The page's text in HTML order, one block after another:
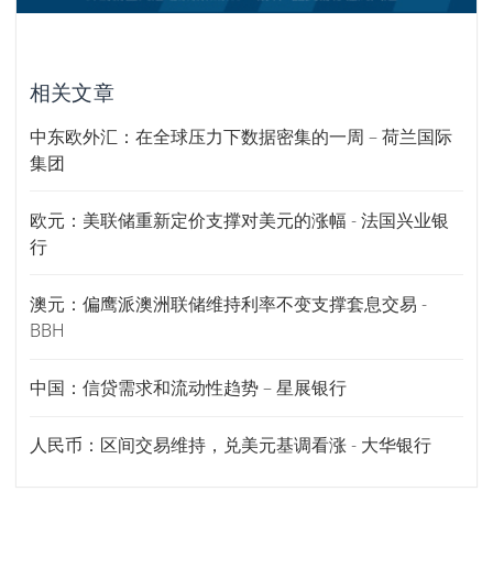
相关文章
中东欧外汇：在全球压力下数据密集的一周 – 荷兰国际
集团
欧元：美联储重新定价支撑对美元的涨幅 - 法国兴业银
行
澳元：偏鹰派澳洲联储维持利率不变支撑套息交易 -
BBH
中国：信贷需求和流动性趋势 – 星展银行
人民币：区间交易维持，兑美元基调看涨 - 大华银行